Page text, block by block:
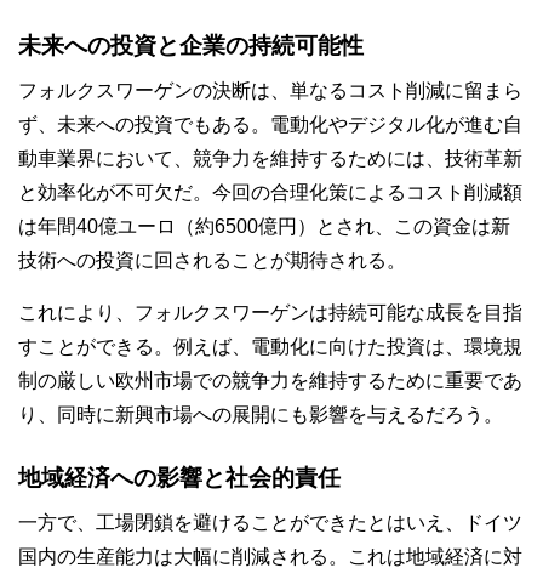
未来への投資と企業の持続可能性
フォルクスワーゲンの決断は、単なるコスト削減に留まら
ず、未来への投資でもある。電動化やデジタル化が進む自
動車業界において、競争力を維持するためには、技術革新
と効率化が不可欠だ。今回の合理化策によるコスト削減額
は年間40億ユーロ（約6500億円）とされ、この資金は新
技術への投資に回されることが期待される。
これにより、フォルクスワーゲンは持続可能な成長を目指
すことができる。例えば、電動化に向けた投資は、環境規
制の厳しい欧州市場での競争力を維持するために重要であ
り、同時に新興市場への展開にも影響を与えるだろう。
地域経済への影響と社会的責任
一方で、工場閉鎖を避けることができたとはいえ、ドイツ
国内の生産能力は大幅に削減される。これは地域経済に対